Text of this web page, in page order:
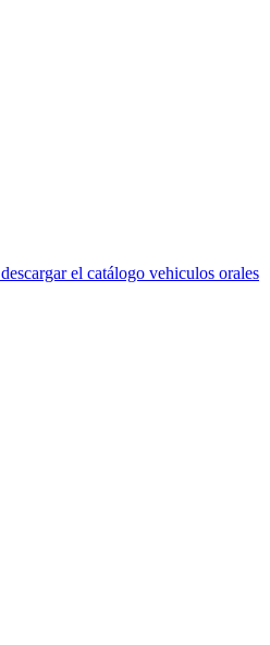
descargar el catálogo vehiculos orales